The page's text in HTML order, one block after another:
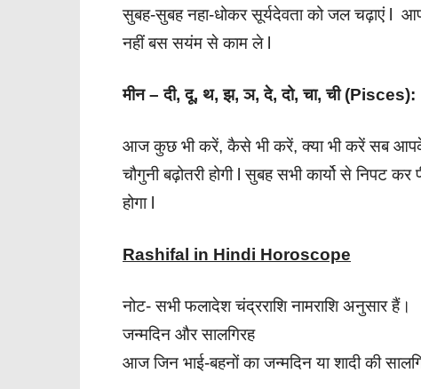
सुबह-सुबह नहा-धोकर सूर्यदेवता को जल चढ़ाएं l
नहीं बस सयंम से काम ले l
मीन – दी, दू, थ, झ, ञ, दे, दो, चा, ची (Pisces):
आज कुछ भी करें, कैसे भी करें, क्या भी करें सब आपके
चौगुनी बढ़ोतरी होगी l सुबह सभी कार्यो से निपट
होगा l
Rashifal in Hindi Horoscope
नोट- सभी फलादेश चंद्रराशि नामराशि अनुसार हैं।
जन्मदिन और सालगिरह
आज जिन भाई-बहनों का जन्मदिन या शादी की